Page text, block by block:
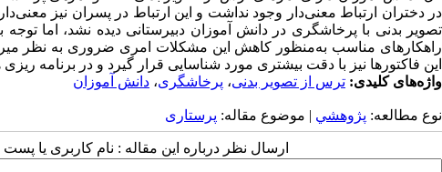
در دختران ارتباط معنی‌دار وجود نداشت و این ارتباط در پسران نیز
تصویر بدنی با پرخاشگری در دانش ­آموزان دبیرستانی دیده نشد، اما
راهکارهای مناسب به‌منظور کاهش این مشکلات امری ضروری به نظر
این فاکتورها نیز با دقت بیشتری مورد شناسایی قرار گیرد و در برنامه­
واژه‌های کلیدی: ترس از تصویر بدنی، پرخاشگری، دانش ­آموزان
نوع مطالعه: پژوهشي | موضوع مقاله: پرستاری
ارسال نظر درباره این مقاله : نام کاربری یا